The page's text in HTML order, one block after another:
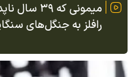
میمونی که
رافلز به جنگل‌های